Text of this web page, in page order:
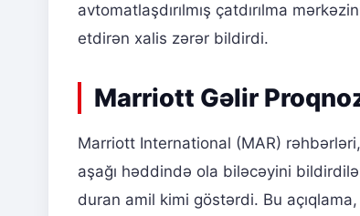
avtomatlaşdırılmış çatdırılma
etdirən xalis zərər bildirdi.
Marriott Gəlir
Marriott International (MAR)
aşağı həddində ola biləcəyini
duran amil kimi göstərdi. Bu